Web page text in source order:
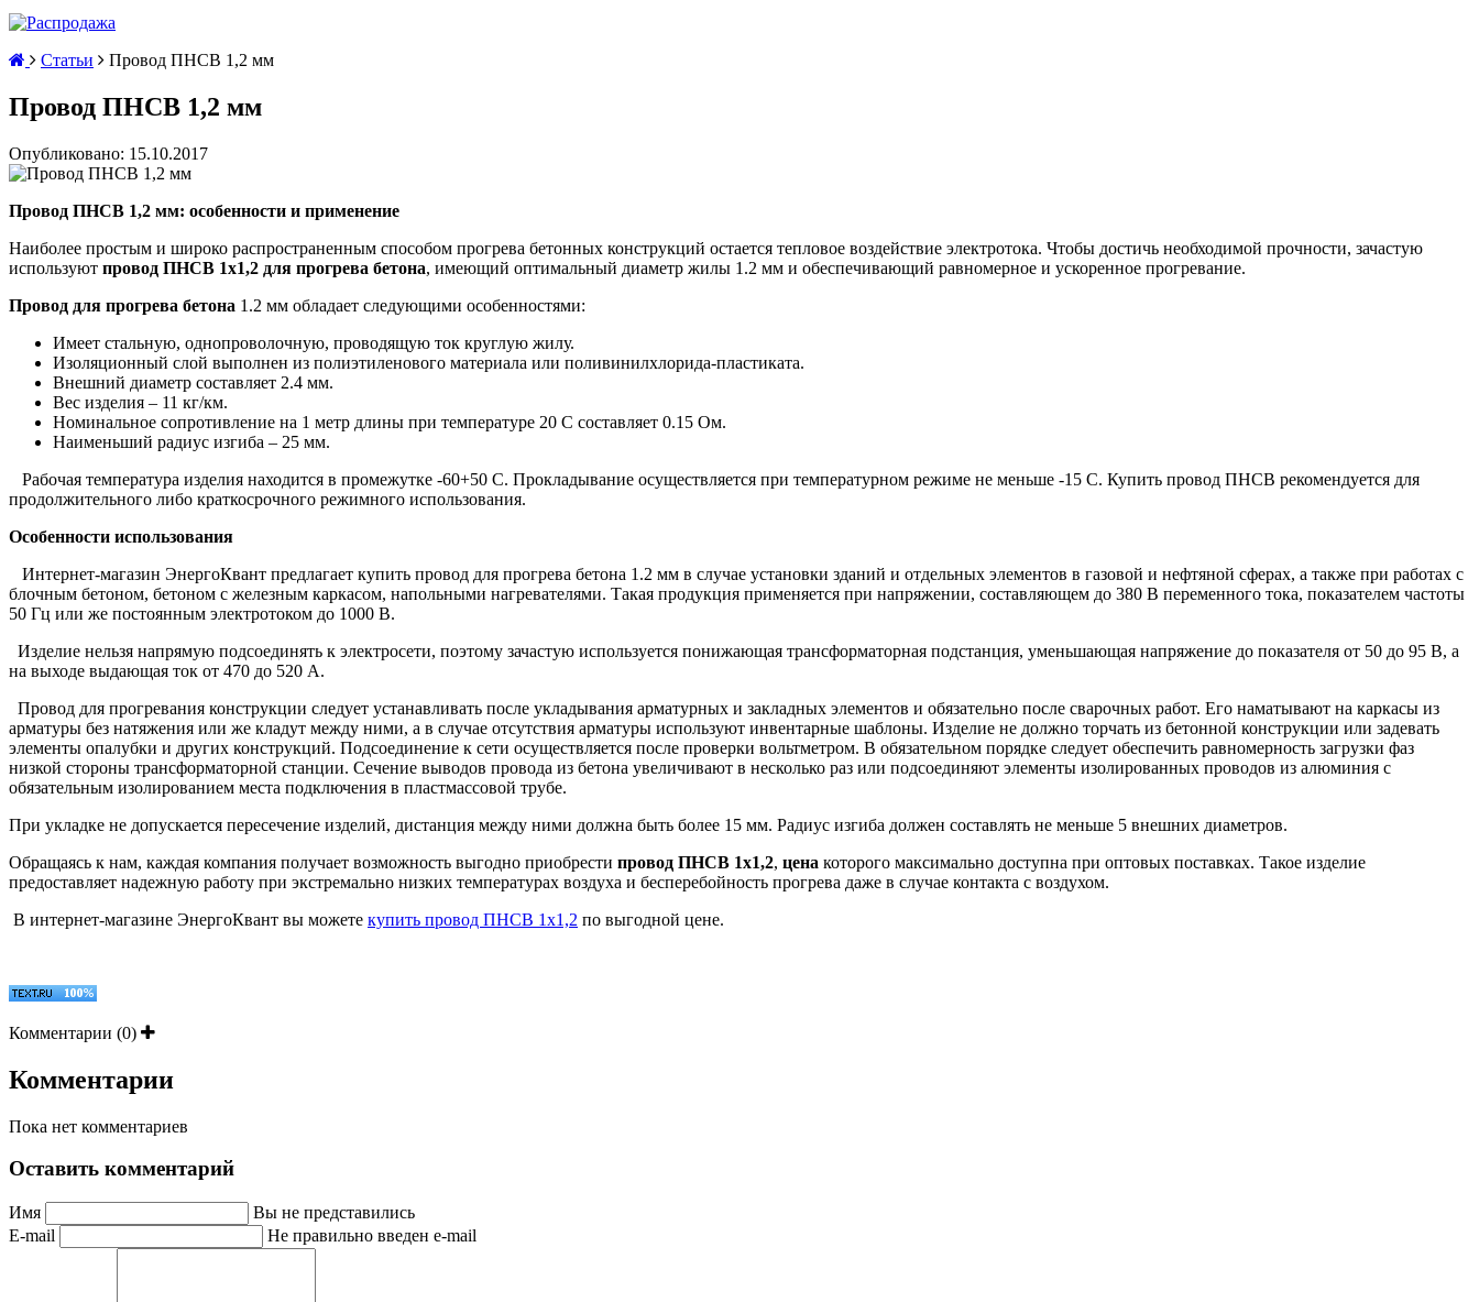
Статьи Провод ПНСВ 1,2 мм
Провод ПНСВ 1,2 мм
Опубликовано: 15.10.2017
Провод ПНСВ 1,2 мм: особенности и применение
Наиболее простым и широко распространенным способом прогрева бетонных конструкций остается тепловое воздействие электротока. Чтобы достичь необходимой прочности, зачастую
используют провод ПНСВ 1х1,2 для прогрева бетона, имеющий оптимальный диаметр жилы 1.2 мм и обеспечивающий равномерное и ускоренное прогревание.
Провод для прогрева бетона 1.2 мм обладает следующими особенностями:
Имеет стальную, однопроволочную, проводящую ток круглую жилу.
Изоляционный слой выполнен из полиэтиленового материала или поливинилхлорида-пластиката.
Внешний диаметр составляет 2.4 мм.
Вес изделия – 11 кг/км.
Номинальное сопротивление на 1 метр длины при температуре 20 С составляет 0.15 Ом.
Наименьший радиус изгиба – 25 мм.
Рабочая температура изделия находится в промежутке -60+50 С. Прокладывание осуществляется при температурном режиме не меньше -15 С. Купить провод ПНСВ рекомендуется для
продолжительного либо краткосрочного режимного использования.
Особенности использования
Интернет-магазин ЭнергоКвант предлагает купить провод для прогрева бетона 1.2 мм в случае установки зданий и отдельных элементов в газовой и нефтяной сферах, а также при работах с
блочным бетоном, бетоном с железным каркасом, напольными нагревателями. Такая продукция применяется при напряжении, составляющем до 380 В переменного тока, показателем частоты
50 Гц или же постоянным электротоком до 1000 В.
Изделие нельзя напрямую подсоединять к электросети, поэтому зачастую используется понижающая трансформаторная подстанция, уменьшающая напряжение до показателя от 50 до 95 В, а
на выходе выдающая ток от 470 до 520 А.
Провод для прогревания конструкции следует устанавливать после укладывания арматурных и закладных элементов и обязательно после сварочных работ. Его наматывают на каркасы из
арматуры без натяжения или же кладут между ними, а в случае отсутствия арматуры используют инвентарные шаблоны. Изделие не должно торчать из бетонной конструкции или задевать
элементы опалубки и других конструкций. Подсоединение к сети осуществляется после проверки вольтметром. В обязательном порядке следует обеспечить равномерность загрузки фаз
низкой стороны трансформаторной станции. Сечение выводов провода из бетона увеличивают в несколько раз или подсоединяют элементы изолированных проводов из алюминия с
обязательным изолированием места подключения в пластмассовой трубе.
При укладке не допускается пересечение изделий, дистанция между ними должна быть более 15 мм. Радиус изгиба должен составлять не меньше 5 внешних диаметров.
Обращаясь к нам, каждая компания получает возможность выгодно приобрести провод ПНСВ 1х1,2, цена которого максимально доступна при оптовых поставках. Такое изделие
предоставляет надежную работу при экстремально низких температурах воздуха и бесперебойность прогрева даже в случае контакта с воздухом.
В интернет-магазине ЭнергоКвант вы можете купить провод ПНСВ 1х1,2 по выгодной цене.
Комментарии (0)
Комментарии
Пока нет комментариев
Оставить комментарий
Имя
Вы не представились
E-mail
Не правильно введен e-mail